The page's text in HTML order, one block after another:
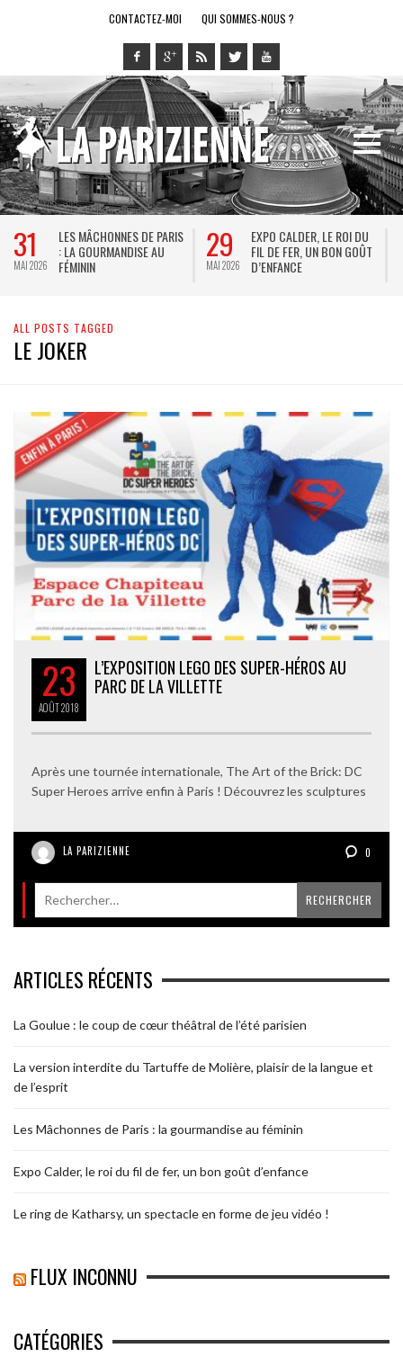
CONTACTEZ-MOI QUI SOMMES-NOUS ?
31
MAI 2026
LES MÂCHONNES DE PARIS
: LA GOURMANDISE AU
FÉMININ
29
MAI 2026
EXPO CALDER, LE ROI DU
FIL DE FER, UN BON GOÛT
D’ENFANCE
ALL POSTS TAGGED
LE JOKER
23
AOÛT2018
L’EXPOSITION LEGO DES SUPER-HÉROS AU
PARC DE LA VILLETTE
Après une tournée internationale, The Art of the Brick: DC
Super Heroes arrive enfin à Paris ! Découvrez les sculptures
LA PARIZIENNE 0
ARTICLES RÉCENTS
La Goulue : le coup de cœur théâtral de l’été parisien
La version interdite du Tartuffe de Molière, plaisir de la langue et
de l’esprit
Les Mâchonnes de Paris : la gourmandise au féminin
Expo Calder, le roi du fil de fer, un bon goût d’enfance
Le ring de Katharsy, un spectacle en forme de jeu vidéo !
FLUX INCONNU
CATÉGORIES